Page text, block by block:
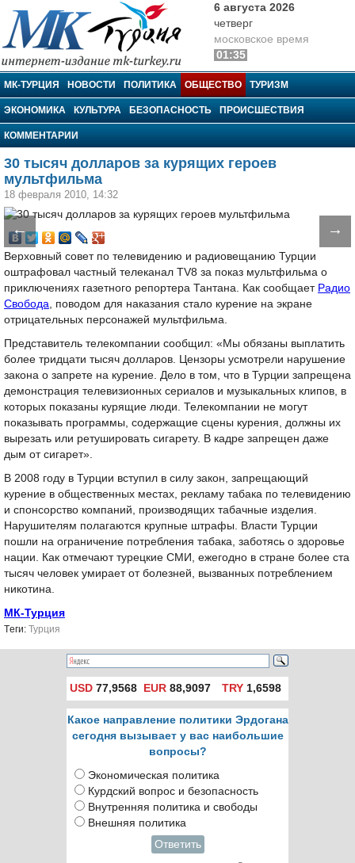
МК-Турция
6 августа 2026
четверг
московское время
01:35
МК-ТУРЦИЯ НОВОСТИ ПОЛИТИКА ОБЩЕСТВО ТУРИЗМ
ЭКОНОМИКА КУЛЬТУРА БЕЗОПАСНОСТЬ ПРОИСШЕСТВИЯ
КОММЕНТАРИИ
30 тысяч долларов за курящих героев
мультфильма
18 февраля 2010, 14:32
← →
Верховный совет по телевидению и радиовещанию Турции
оштрафовал частный телеканал TV8 за показ мультфильма о
приключениях газетного репортера Тантана. Как сообщает Радио
Свобода, поводом для наказания стало курение на экране
отрицательных персонажей мультфильма.
Представитель телекомпании сообщил: «Мы обязаны выплатить
более тридцати тысяч долларов. Цензоры усмотрели нарушение
закона о запрете на курение. Дело в том, что в Турции запрещена
демонстрация телевизионных сериалов и музыкальных клипов, в
которых показаны курящие люди. Телекомпании не могут
показывать программы, содержащие сцены курения, должны их
вырезать или ретушировать сигарету. В кадре запрещен даже
дым от сигарет».
В 2008 году в Турции вступил в силу закон, запрещающий
курение в общественных местах, рекламу табака по телевидению
и спонсорство компаний, производящих табачные изделия.
Нарушителям полагаются крупные штрафы. Власти Турции
пошли на ограничение потребления табака, заботясь о здоровье
нации. Как отмечают турецкие СМИ, ежегодно в стране более ста
тысяч человек умирает от болезней, вызванных потреблением
никотина.
МК-Турция
Tеги: Турция
USD 77,9568 EUR 88,9097 TRY1,6598
Какое направление политики Эрдогана
сегодня вызывает у вас наибольшие
вопросы?
Экономическая политика
Курдский вопрос и безопасность
Внутренняя политика и свободы
Внешняя политика
Ответить